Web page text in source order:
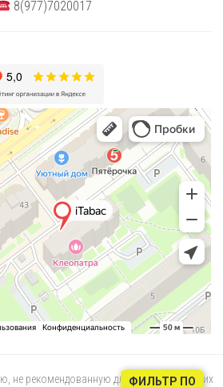
8(977)7020017
не рекомендованную для лиц, не достигших
ФИЛЬТР ПО